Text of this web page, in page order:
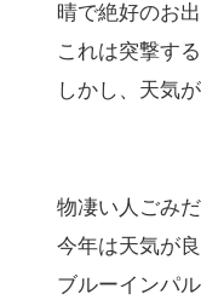
晴で絶好のお
これは突撃す
しかし、天気
物凄い人ごみだ
今年は天気が
ブルーインパ